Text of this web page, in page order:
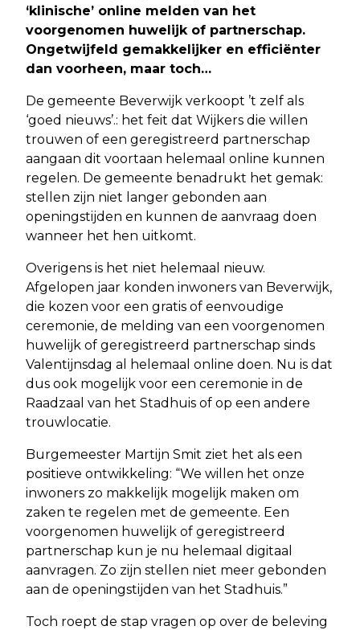
‘klinische’ online melden van het
voorgenomen huwelijk of partnerschap.
Ongetwijfeld gemakkelijker en efficiënter
dan voorheen, maar toch…
De gemeente Beverwijk verkoopt ’t zelf als
‘goed nieuws’.: het feit dat Wijkers die willen
trouwen of een geregistreerd partnerschap
aangaan dit voortaan helemaal online kunnen
regelen. De gemeente benadrukt het gemak:
stellen zijn niet langer gebonden aan
openingstijden en kunnen de aanvraag doen
wanneer het hen uitkomt.
Overigens is het niet helemaal nieuw.
Afgelopen jaar konden inwoners van Beverwijk,
die kozen voor een gratis of eenvoudige
ceremonie, de melding van een voorgenomen
huwelijk of geregistreerd partnerschap sinds
Valentijnsdag al helemaal online doen. Nu is dat
dus ook mogelijk voor een ceremonie in de
Raadzaal van het Stadhuis of op een andere
trouwlocatie.
Burgemeester Martijn Smit ziet het als een
positieve ontwikkeling: “We willen het onze
inwoners zo makkelijk mogelijk maken om
zaken te regelen met de gemeente. Een
voorgenomen huwelijk of geregistreerd
partnerschap kun je nu helemaal digitaal
aanvragen. Zo zijn stellen niet meer gebonden
aan de openingstijden van het Stadhuis.”
Toch roept de stap vragen op over de beleving